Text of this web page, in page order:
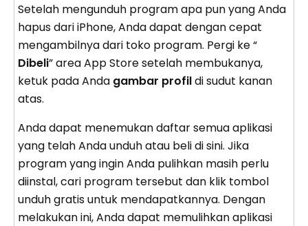
Setelah mengunduh program apa pun yang Anda
hapus dari iPhone, Anda dapat dengan cepat
mengambilnya dari toko program. Pergi ke “
Dibeli” area App Store setelah membukanya,
ketuk pada Anda gambar profildi sudut kanan
atas.
Anda dapat menemukan daftar semua aplikasi
yang telah Anda unduh atau beli di sini. Jika
program yang ingin Anda pulihkan masih perlu
diinstal, cari program tersebut dan klik tombol
unduh gratis untuk mendapatkannya. Dengan
melakukan ini, Anda dapat memulihkan aplikasi